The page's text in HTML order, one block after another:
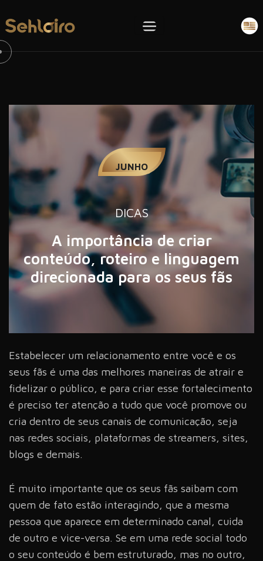
JUNHO
DICAS
A importância de criar
conteúdo, roteiro e linguagem
direcionada para os seus fãs
Estabelecer um relacionamento entre você e os
seus fãs é uma das melhores maneiras de atrair e
fidelizar o público, e para criar esse fortalecimento
é preciso ter atenção a tudo que você promove ou
cria dentro de seus canais de comunicação, seja
nas redes sociais, plataformas de streamers, sites,
blogs e demais.
É muito importante que os seus fãs saibam com
quem de fato estão interagindo, que a mesma
pessoa que aparece em determinado canal, cuida
de outro e vice-versa. Se em uma rede social todo
o seu conteúdo é bem estruturado, mas no outro,